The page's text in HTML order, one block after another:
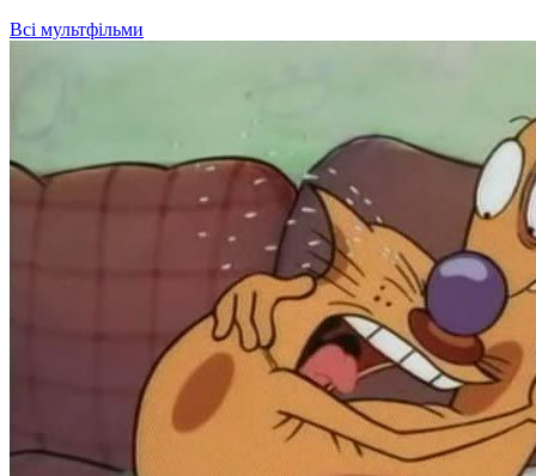
Всі мультфільми